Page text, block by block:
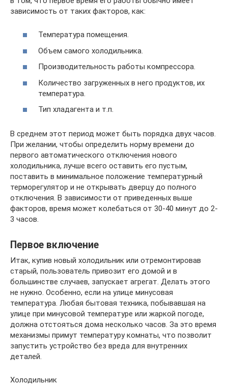
зависимость от таких факторов, как:
Температура помещения.
Объем самого холодильника.
Производительность работы компрессора.
Количество загруженных в него продуктов, их
температура.
Тип хладагента и т.п.
В среднем этот период может быть порядка двух часов.
При желании, чтобы определить норму времени до
первого автоматического отключения нового
холодильника, лучше всего оставить его пустым,
поставить в минимальное положение температурный
терморегулятор и не открывать дверцу до полного
отключения. В зависимости от приведенных выше
факторов, время может колебаться от 30-40 минут до 2-
3 часов.
Первое включение
Итак, купив новый холодильник или отремонтировав
старый, пользователь привозит его домой и в
большинстве случаев, запускает агрегат. Делать этого
не нужно. Особенно, если на улице минусовая
температура. Любая бытовая техника, побывавшая на
улице при минусовой температуре или жаркой погоде,
должна отстояться дома несколько часов. За это время
механизмы примут температуру комнаты, что позволит
запустить устройство без вреда для внутренних
деталей.
Холодильник